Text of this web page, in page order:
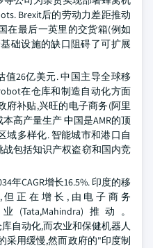
Brexit后的劳动力差距推动
在最后一英里的交货箱(例如
础设施的缺口阻碍了可扩展
值26亿美元. 中国主导全球移
在仓库和制造自动化方面
府补贴,兴旺的电子商务(阿里
高产量生产 中国是AMR的顶
域多样化. 智能城市和港口自
包括知识产权盗窃和国内竞
年CAGR增长16.5%. 印度的移
正在增长,由电子商务
(Tata,Mahindra)推动。
自动化,而农业和保健机器人
采用缓慢,然而政府的"印度制